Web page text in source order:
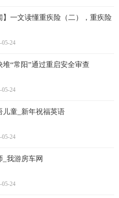
】一文读懂重疾险（二），重疾险
05-24
堆“常阳”通过重启安全审查
05-24
儿童_新年祝福英语
05-24
_我游房车网
05-24